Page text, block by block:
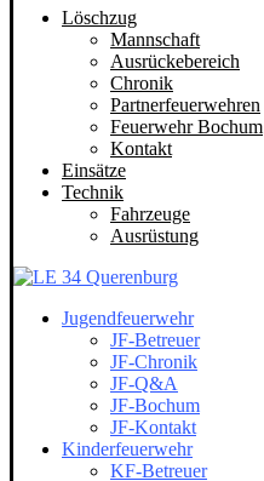
Löschzug
Mannschaft
Ausrückebereich
Chronik
Partnerfeuerwehren
Feuerwehr Bochum
Kontakt
Einsätze
Technik
Fahrzeuge
Ausrüstung
Jugendfeuerwehr
JF-Betreuer
JF-Chronik
JF-Q&A
JF-Bochum
JF-Kontakt
Kinderfeuerwehr
KF-Betreuer